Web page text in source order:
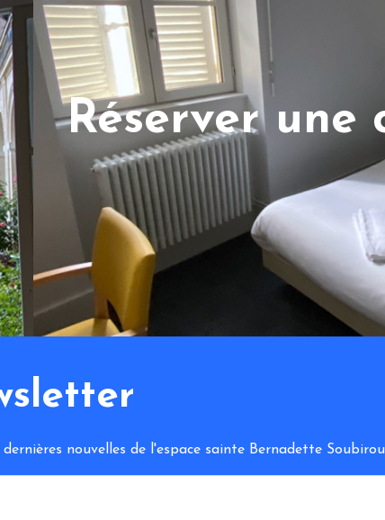
Réserver une
nouvelles de l'espace sainte Bernadette